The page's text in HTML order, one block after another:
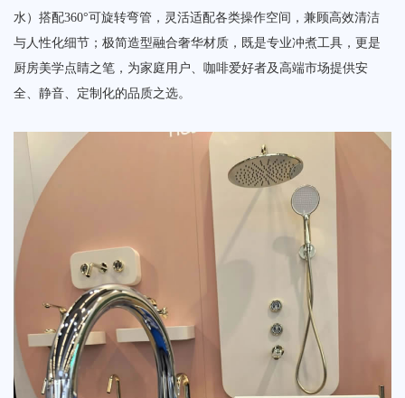
水）搭配360°可旋转弯管，灵活适配各类操作空间，兼顾高效清洁
与人性化细节；极简造型融合奢华材质，既是专业冲煮工具，更是
厨房美学点睛之笔，为家庭用户、咖啡爱好者及高端市场提供安
全、静音、定制化的品质之选。